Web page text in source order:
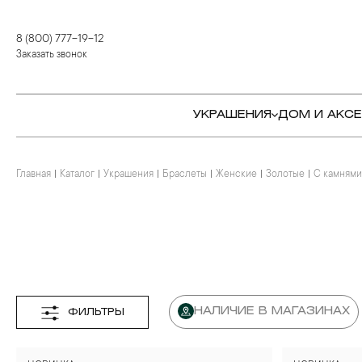
8 (800) 777-19-12
Заказать звонок
УКРАШЕНИЯ
КОЛЬЦА
КОЛЬЕ
ДОМ И
СТОЛОВЫЕ ПРИБОРЫ
БАР
КОЛЬЦА
БРОШИ
Главная Каталог Украшения Браслеты Женские Золотые С камнями
ФИЛЬТРЫ НАЛИЧИЕ В МАГАЗИНАХ